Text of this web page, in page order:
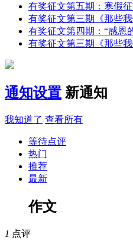
有奖征文第五期：寒假
有奖征文第三期《那些
有奖征文第四期：“感恩
有奖征文第三期《那些
通知设置 新通知
我知道了 查看所有
等待点评
热门
推荐
最新
作文
1 点评